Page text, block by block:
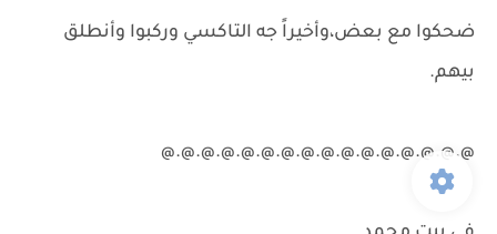
ضحكوا مع بعض،وأخيراً جه التاكسي وركبوا وأنطلق
بيهم.
@.@.@.@.@.@.@.@.@.@.@.@.@.@.@.@